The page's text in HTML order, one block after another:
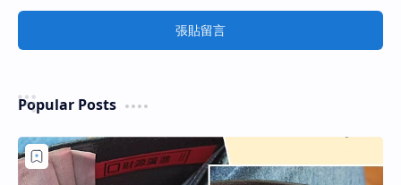
張貼留言
Popular Posts